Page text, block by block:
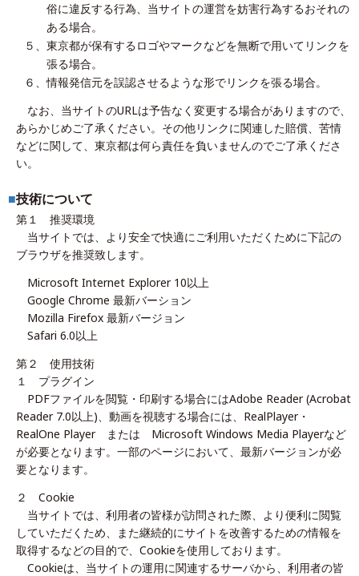
俗に違反する行為、当サイトの運営を妨害行為するおそれの
ある場合。
５、 東京都が保有するロゴやマークなどを無断で用いてリンクを
張る場合。
６、情報発信元を誤認させるような形でリンクを張る場合。
なお、当サイトのURLは予告なく変更する場合がありますので、
あらかじめご了承ください。その他リンクに関連した賠償、苦情
などに関して、東京都は何ら責任を負いませんのでご了承くださ
い。
■技術について
第１ 推奨環境
当サイトでは、より安全で快適にご利用いただくために下記の
ブラウザを推奨致します。
Microsoft Internet Explorer 10以上
Google Chrome 最新バーション
Mozilla Firefox 最新バージョン
Safari 6.0以上
第２ 使用技術
１ プラグイン
PDFファイルを閲覧・印刷する場合にはAdobe Reader (Acrobat
Reader 7.0以上)、動画を視聴する場合には、RealPlayer・
RealOne Player または Microsoft Windows Media Playerなど
が必要となります。一部のページにおいて、最新バージョンが必
要となります。
２ Cookie
当サイトでは、利用者の皆様が訪問された際、より便利に閲覧
していただくため、また継続的にサイトを改善するための情報を
取得するなどの目的で、Cookieを使用しております。
Cookieは、当サイトの運用に関連するサーバから、利用者の皆